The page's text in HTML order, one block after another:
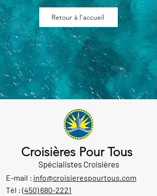
Retour à l'accueil
Croisières Pour Tous
Spécialistes Croisières
E-mail : info@croisierespourtous.com
Tél : (450) 680-2221